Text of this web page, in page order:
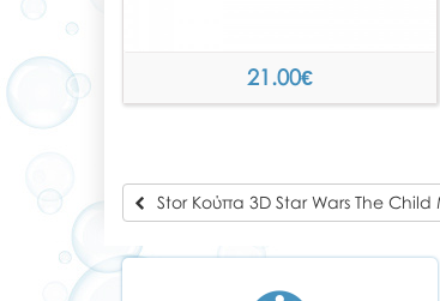
21.00€
Stor Κούπα 3D Star Wars The